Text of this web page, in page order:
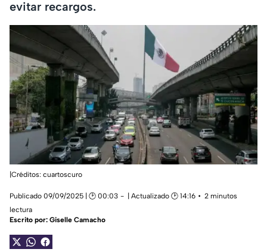
evitar recargos.
|Créditos: cuartoscuro
Publicado 09/09/2025 | 🕑 00:03 | Actualizado 🕑 14:16
2 minutos
lectura
Escrito por: Giselle Camacho